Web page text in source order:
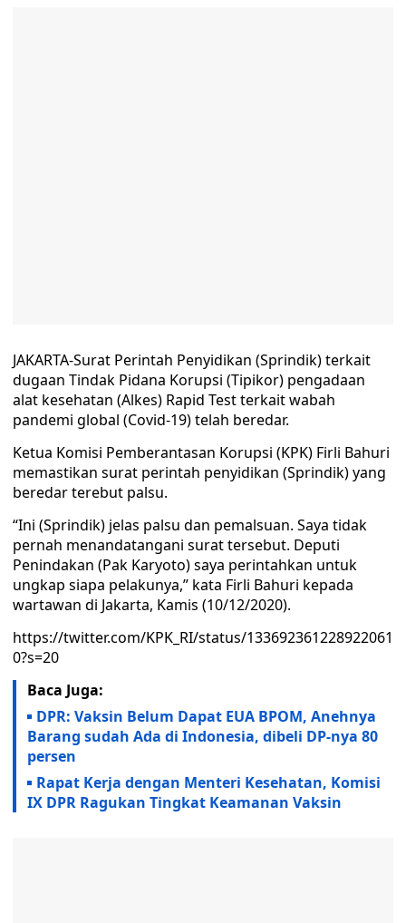
JAKARTA-Surat Perintah Penyidikan (Sprindik) terkait
dugaan Tindak Pidana Korupsi (Tipikor) pengadaan
alat kesehatan (Alkes) Rapid Test terkait wabah
pandemi global (Covid-19) telah beredar.
Ketua Komisi Pemberantasan Korupsi (KPK) Firli Bahuri
memastikan surat perintah penyidikan (Sprindik) yang
beredar terebut palsu.
“Ini (Sprindik) jelas palsu dan pemalsuan. Saya tidak
pernah menandatangani surat tersebut. Deputi
Penindakan (Pak Karyoto) saya perintahkan untuk
ungkap siapa pelakunya,” kata Firli Bahuri kepada
wartawan di Jakarta, Kamis (10/12/2020).
https://twitter.com/KPK_RI/status/133692361228922061
0?s=20
Baca Juga:
DPR: Vaksin Belum Dapat EUA BPOM, Anehnya
Barang sudah Ada di Indonesia, dibeli DP-nya 80
persen
Rapat Kerja dengan Menteri Kesehatan, Komisi
IX DPR Ragukan Tingkat Keamanan Vaksin